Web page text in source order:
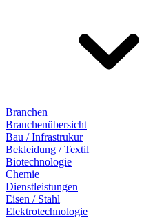
Branchen
Branchenübersicht
Bau / Infrastrukur
Bekleidung / Textil
Biotechnologie
Chemie
Dienstleistungen
Eisen / Stahl
Elektrotechnologie